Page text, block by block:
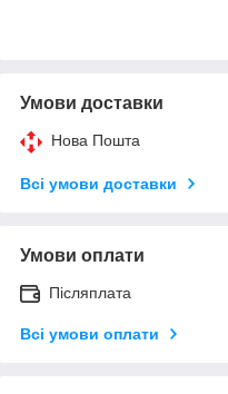
Умови доставки
Нова Пошта
Всі умови доставки
Умови оплати
Післяплата
Всі умови оплати